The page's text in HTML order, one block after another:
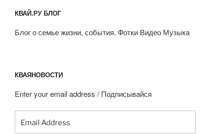
КВАЙ.РУ БЛОГ
Блог о семье жизни, события. Фотки Видео Музыка
КВАЯНОВОСТИ
Enter your email address / Подписывайся
Address